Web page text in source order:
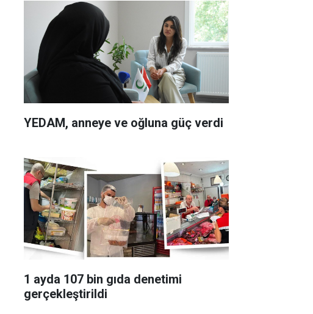
YEDAM, anneye ve oğluna güç verdi
1 ayda 107 bin gıda denetimi
gerçekleştirildi